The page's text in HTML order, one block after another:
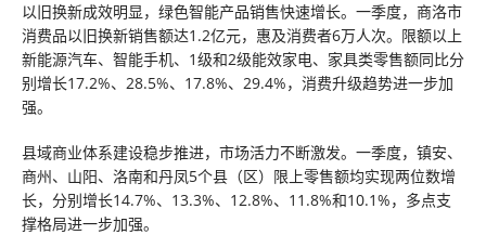
以旧换新成效明显，绿色智能产品销售快速增长。一季度，商洛市
消费品以旧换新销售额达1.2亿元，惠及消费者6万人次。限额以上
新能源汽车、智能手机、1级和2级能效家电、家具类零售额同比分
别增长17.2%、28.5%、17.8%、29.4%，消费升级趋势进一步加
强。
县域商业体系建设稳步推进，市场活力不断激发。一季度，镇安、
商州、山阳、洛南和丹凤5个县（区）限上零售额均实现两位数增
长，分别增长14.7%、13.3%、12.8%、11.8%和10.1%，多点支
撑格局进一步加强。